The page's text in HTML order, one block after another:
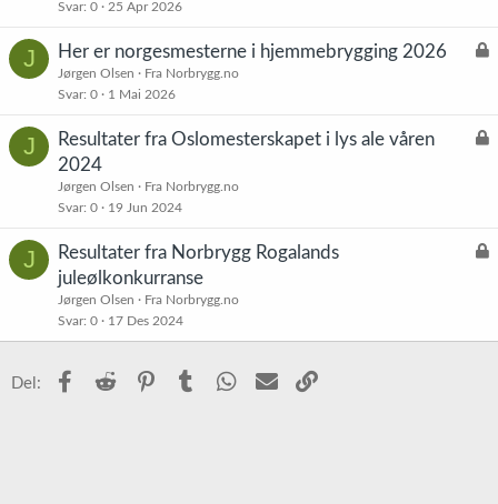
Svar 0 25 Apr 2026
J
L
Her er norgesmesterne i hjemmebrygging 2026
Jørgen Olsen
Fra Norbrygg.no
Svar 0 1 Mai 2026
J
L
Resultater fra Oslomesterskapet i lys ale våren
2024
Jørgen Olsen
Fra Norbrygg.no
Svar 0 19 Jun 2024
J
L
Resultater fra Norbrygg Rogalands
juleølkonkurranse
Jørgen Olsen
Fra Norbrygg.no
Svar 0 17 Des 2024
Del: Facebook
Reddit PinterestTumblr WhatsApp
E-post